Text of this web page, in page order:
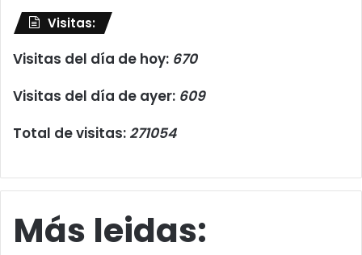
Visitas:
Visitas del día de hoy: 670
Visitas del día de ayer: 609
Total de visitas: 271054
Más leidas: